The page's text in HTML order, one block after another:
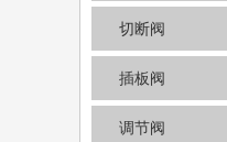
切断阀
插板阀
调节阀